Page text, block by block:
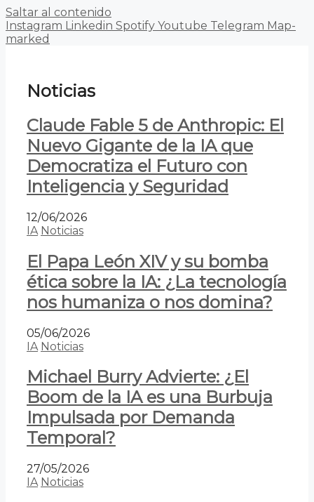
Saltar al contenido
Instagram Linkedin Spotify Youtube Telegram Map-
marked
Noticias
Claude Fable 5 de Anthropic: El
Nuevo Gigante de la IA que
Democratiza el Futuro con
Inteligencia y Seguridad
12/06/2026
IA Noticias
El Papa León XIV y su bomba
ética sobre la IA: ¿La tecnología
nos humaniza o nos domina?
05/06/2026
IA Noticias
Michael Burry Advierte: ¿El
Boom de la IA es una Burbuja
Impulsada por Demanda
Temporal?
27/05/2026
IA Noticias